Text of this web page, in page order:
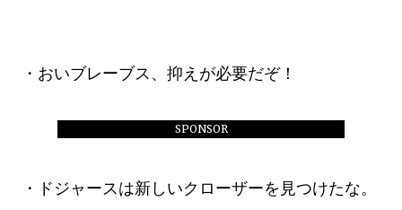
SPONSOR
・おいブレーブス、抑えが必要だぞ！
・ドジャースは新しいクローザーを見つけたな。